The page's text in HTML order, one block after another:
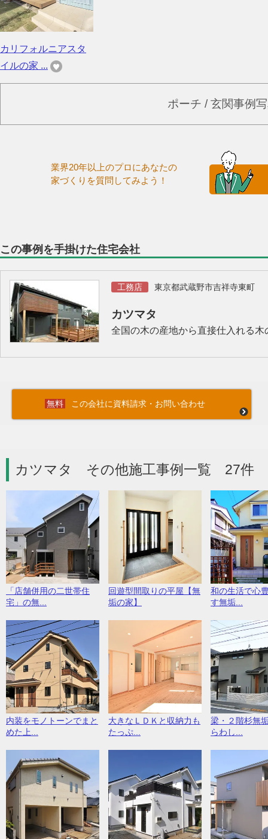
カリフォルニアスタ
イルの家 ...
ポーチ / 玄関事例
業界20年以上のプロにあなたの
家づくりを質問してみよう！
この事例を手掛けた住宅会社
工務店 東京都武蔵野市吉祥寺東町
カツマタ
全国の木の産地から直接仕入れる
この会社に資料請求・お問い合わせ
カツマタ その他施工事例一覧 27件
「店舗併用の二世帯住
宅」の無...
回遊型間取りの平屋【無
垢の家】
和の生活で心
す無垢...
内装をモノトーンでまと
めた上...
大きなＬＤＫと収納力も
たっぷ...
梁・２階杉無
らわし...